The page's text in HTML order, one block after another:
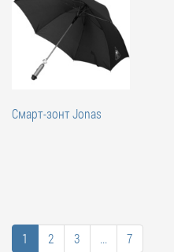
Смарт-зонт Jonas
1 2 3 ... 7